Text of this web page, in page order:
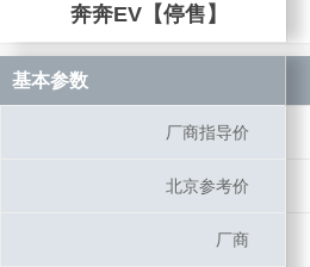
奔奔EV【停售】
奔奔EV【停售】
基本参数
厂商指导价
北京参考价
厂商
基本参数
厂商指导价
北京参考价
厂商